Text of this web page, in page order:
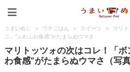
うまいめし > ウチごはん > スイーツ >
マリ
ニ」“ふわふわ食感”がたまらぬウマさ
マリトッツォの次はコレ！「
わ食感”がたまらぬウマさ（写